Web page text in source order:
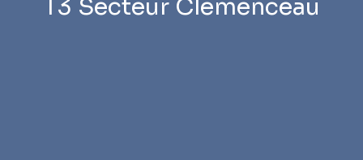
T3 Secteur Clémenceau